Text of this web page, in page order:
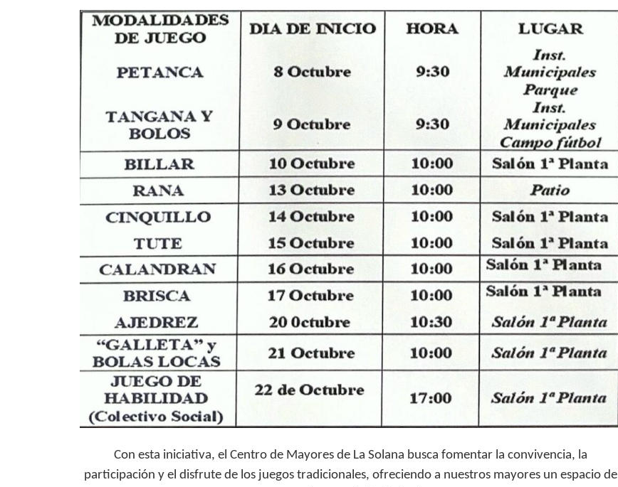
Con esta iniciativa, el Centro de Mayores de La Solana busca fomentar la convivencia, la
participación y el disfrute de los juegos tradicionales, ofreciendo a nuestros mayores un espacio de